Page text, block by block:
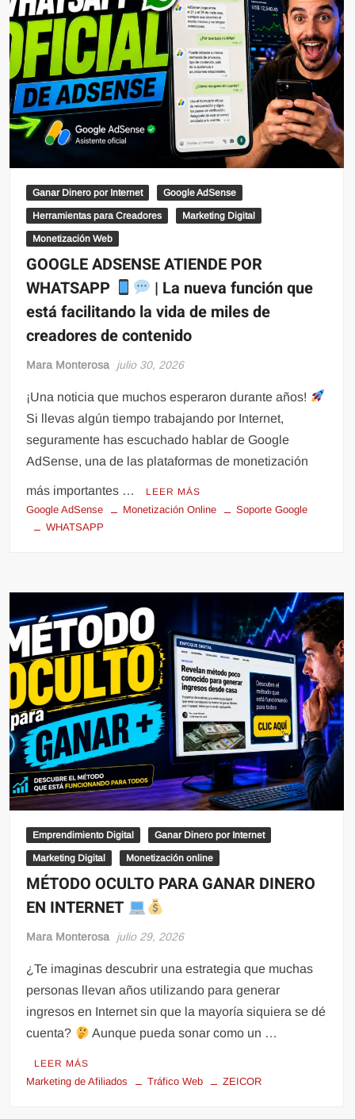
Ganar Dinero por Internet Google AdSense
Herramientas para Creadores Marketing Digital
Monetización Web
GOOGLE ADSENSE ATIENDE POR
WHATSAPP
| La nueva función que
está facilitando la vida de miles de
creadores de contenido
Mara Monterosa julio 30, 2026
¡Una noticia que muchos esperaron durante años!
Si llevas algún tiempo trabajando por Internet,
seguramente has escuchado hablar de Google
AdSense, una de las plataformas de monetización
más importantes … LEER MÁS
Google AdSense Monetización Online
Soporte Google
WHATSAPP
Emprendimiento Digital Ganar Dinero por Internet
Marketing Digital Monetización online
MÉTODO OCULTO PARA GANAR DINERO
EN INTERNET
Mara Monterosa julio 29, 2026
¿Te imaginas descubrir una estrategia que muchas
personas llevan años utilizando para generar
ingresos en Internet sin que la mayoría siquiera se dé
cuenta?
Aunque pueda sonar como un …
LEER MÁS
Marketing de Afiliados Tráfico Web ZEICOR